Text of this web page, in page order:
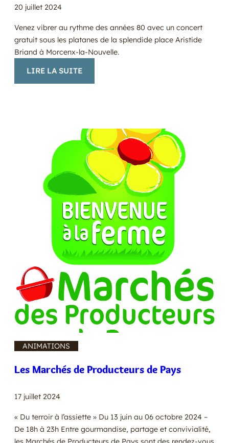
20 juillet 2024
Venez vibrer au rythme des années 80 avec un concert
gratuit sous les platanes de la splendide place Aristide
Briand à Morcenx-la-Nouvelle.
LIRE LA SUITE:
LA
80!
ANIMATIONS
Les Marchés de Producteurs de Pays
17 juillet 2024
« Du terroir à l’assiette » Du 13 juin au 06 octobre 2024 –
De 18h à 23h Entre gourmandise, partage et convivialité,